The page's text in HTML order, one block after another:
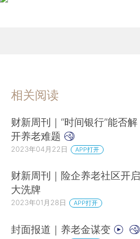
相关阅读
财新周刊｜“时间银行”能否解
开养老难题
2023年04月22日 APP打开
财新周刊｜险企养老社区开启
大洗牌
2023年01月28日 APP打开
封面报道｜养老金谋变